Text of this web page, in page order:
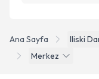
Ana Sayfa Iliski
Merkez